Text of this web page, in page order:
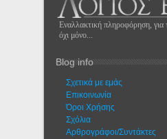
Εναλλακτική πληροφόρηση, για
όχι μόνο...
Blog info
Σχετικά με εμάς
Eπικοινωνία
Όροι Χρήσης
Σχόλια
Αρθρογράφοι/Συντάκτες